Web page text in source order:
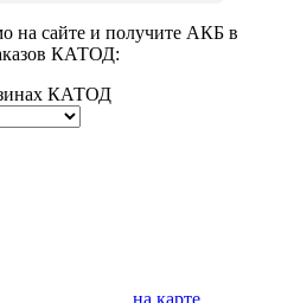
на сайте и получите АКБ в
КАТОД:
КАТОД
на карте